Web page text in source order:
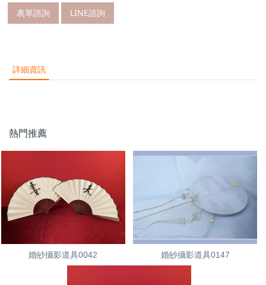
表單諮詢 LINE諮詢
詳細資訊
熱門推薦
婚紗攝影道具0042 婚紗攝影道具0147